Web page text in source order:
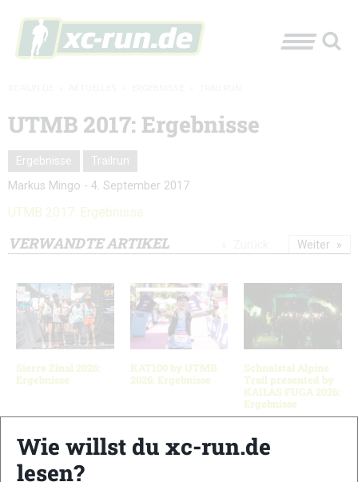
UTMB 2017: Ergebnisse
Ergebnisse
Trailrun
Markus Mingo - 4. September 2017
UTMB 2017: Ergebnisse
VERWANDTE ARTIKEL
Sierre Zinal 2026:
Ergebnisse
KAT100 by UTMB
2026: Ergebnisse
Schnalstal Alpine
Trail presented by
KAILAS FUGA 2026:
Ergebnisse
Weiter
Schreibe einen Kommentar
Wie willst du xc-run.de
lesen?